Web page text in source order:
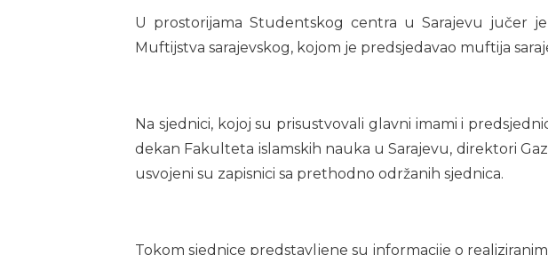
U prostorijama Studentskog centra u Sarajevu jučer
Muftijstva sarajevskog, kojom je predsjedavao muftija
Na sjednici, kojoj su prisustvovali glavni imami i
dekan Fakulteta islamskih nauka u Sarajevu, direktori
usvojeni su zapisnici sa prethodno održanih sjednica.
Tokom sjednice predstavljene su informacije o